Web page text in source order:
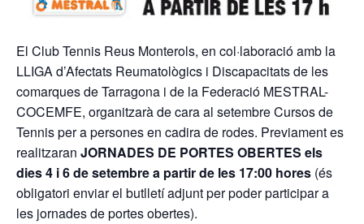
El Club Tennis Reus Monterols, en col·laboració amb la
LLIGA d’Afectats Reumatològics i Discapacitats de les
comarques de Tarragona i de la Federació MESTRAL-
COCEMFE, organitzarà de cara al setembre Cursos de
Tennis per a persones en cadira de rodes. Previament es
realitzaran JORNADES DE PORTES OBERTES els
dies 4 i 6 de setembre a partir de les 17:00 hores (és
obligatori enviar el butlletí adjunt per poder participar a
les jornades de portes obertes).